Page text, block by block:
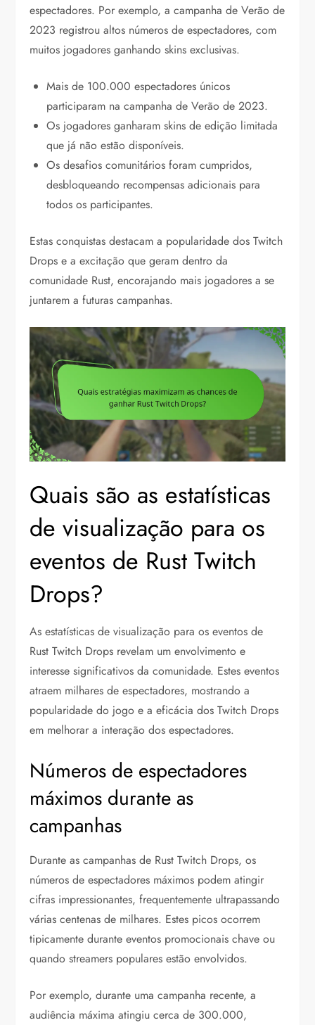
espectadores. Por exemplo, a campanha de Verão de
2023 registrou altos números de espectadores, com
muitos jogadores ganhando skins exclusivas.
Mais de 100.000 espectadores únicos
participaram na campanha de Verão de 2023.
Os jogadores ganharam skins de edição limitada
que já não estão disponíveis.
Os desafios comunitários foram cumpridos,
desbloqueando recompensas adicionais para
todos os participantes.
Estas conquistas destacam a popularidade dos Twitch
Drops e a excitação que geram dentro da
comunidade Rust, encorajando mais jogadores a se
juntarem a futuras campanhas.
Quais são as estatísticas
de visualização para os
eventos de Rust Twitch
Drops?
As estatísticas de visualização para os eventos de
Rust Twitch Drops revelam um envolvimento e
interesse significativos da comunidade. Estes eventos
atraem milhares de espectadores, mostrando a
popularidade do jogo e a eficácia dos Twitch Drops
em melhorar a interação dos espectadores.
Números de espectadores
máximos durante as
campanhas
Durante as campanhas de Rust Twitch Drops, os
números de espectadores máximos podem atingir
cifras impressionantes, frequentemente ultrapassando
várias centenas de milhares. Estes picos ocorrem
tipicamente durante eventos promocionais chave ou
quando streamers populares estão envolvidos.
Por exemplo, durante uma campanha recente, a
audiência máxima atingiu cerca de 300.000,